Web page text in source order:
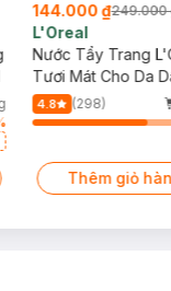
144.000 ₫249.000
L'Oreal
Nước Tẩy Trang
Tươi Mát Cho Da
Hợp 400ml
4.8 (298)
Thêm giỏ